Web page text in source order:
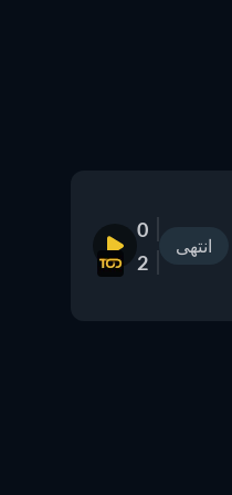
انتهى
0
2